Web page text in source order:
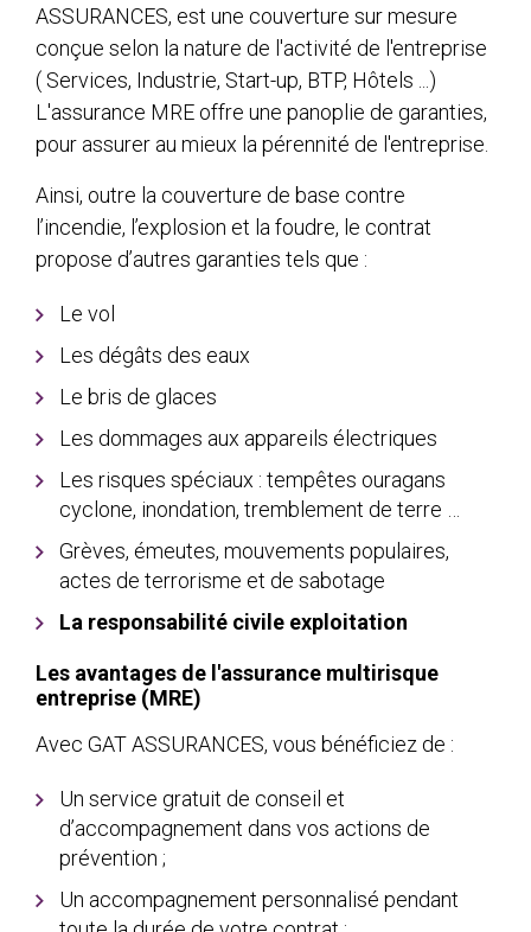
ASSURANCES, est une couverture sur mesure
conçue selon la nature de l'activité de l'entreprise
( Services, Industrie, Start-up, BTP, Hôtels ...)
L'assurance MRE offre une panoplie de garanties,
pour assurer au mieux la pérennité de l'entreprise.
Ainsi, outre la couverture de base contre
l’incendie, l’explosion et la foudre, le contrat
propose d’autres garanties tels que :
Le vol
Les dégâts des eaux
Le bris de glaces
Les dommages aux appareils électriques
Les risques spéciaux : tempêtes ouragans
cyclone, inondation, tremblement de terre …
Grèves, émeutes, mouvements populaires,
actes de terrorisme et de sabotage
La responsabilité civile exploitation
Les avantages de l'assurance multirisque
entreprise (MRE)
Avec GAT ASSURANCES, vous bénéficiez de :
Un service gratuit de conseil et
d’accompagnement dans vos actions de
prévention ;
Un accompagnement personnalisé pendant